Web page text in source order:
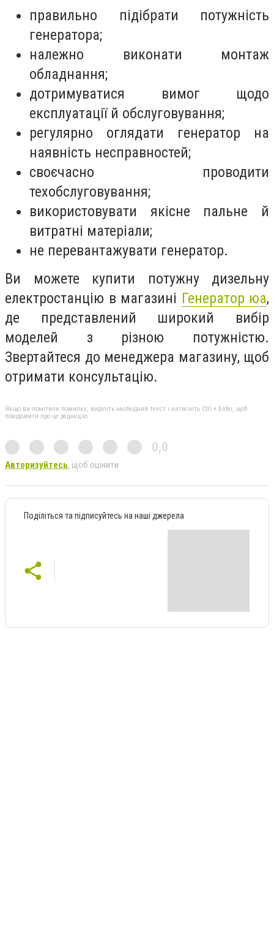
правильно підібрати потужність
генератора;
належно виконати монтаж
обладнання;
дотримуватися вимог щодо
експлуатації й обслуговування;
регулярно оглядати генератор на
наявність несправностей;
своєчасно проводити
техобслуговування;
використовувати якісне пальне й
витратні матеріали;
не перевантажувати генератор.
Ви можете купити потужну дизельну
електростанцію в магазині Генератор юа,
де представлений широкий вибір
моделей з різною потужністю.
Звертайтеся до менеджера магазину, щоб
отримати консультацію.
Якщо ви помітили помилку, виділіть необхідний текст і натисніть Ctrl + Enter, щоб
повідомити про це редакцію
0,0
Авторизуйтесь, щоб оцінити
Поділіться та підписуйтесь на наші джерела